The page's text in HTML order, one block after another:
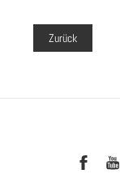
Zurück